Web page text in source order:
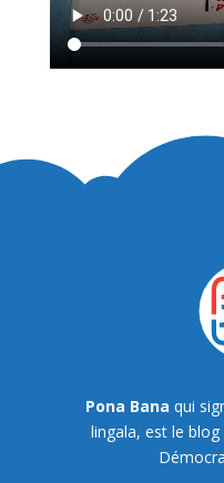
Pona Bana qui
lingala, est le